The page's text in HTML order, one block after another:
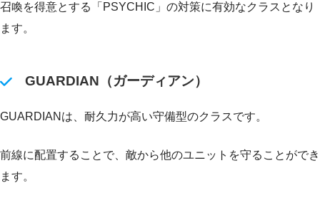
召喚を得意とする「PSYCHIC」の対策に有効なクラスとなり
ます。
GUARDIAN（ガーディアン）
GUARDIANは、耐久力が高い守備型のクラスです。
前線に配置することで、敵から他のユニットを守ることができ
ます。